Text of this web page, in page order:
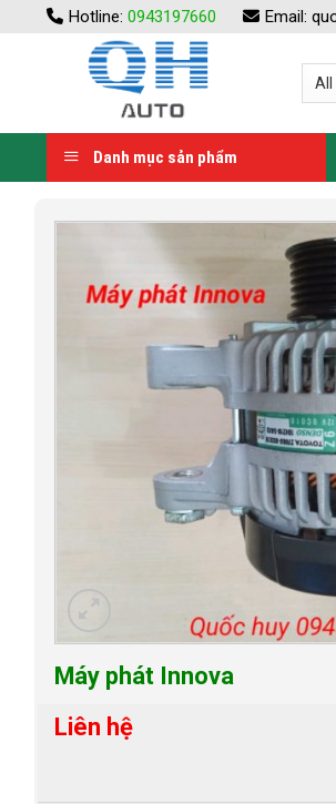
Hotline: 0943197660 Email:
Danh mục sản phẩm
Máy phát Innova
Liên hệ